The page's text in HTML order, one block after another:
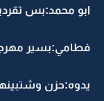
ابو محمد:بس
فطامي:بسير
يدوه:حزن